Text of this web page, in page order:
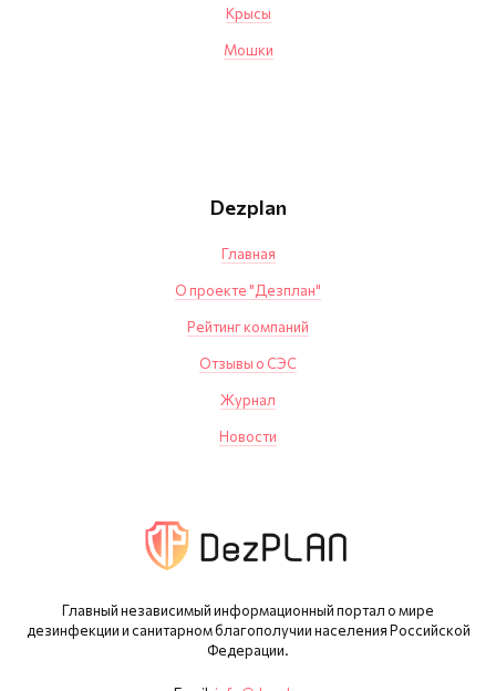
Главный независимый информационный портал о мире
дезинфекции и санитарном благополучии населения Российской
Федерации.
Dezplan
Главная
О проекте "Дезплан"
Рейтинг компаний
Отзывы о СЭС
Журнал
Новости
Крысы
Мошки